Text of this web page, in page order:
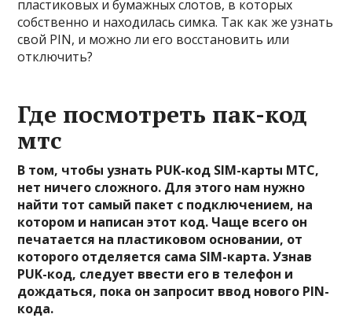
пластиковых и бумажных слотов, в которых
собственно и находилась симка. Так как же узнать
свой PIN, и можно ли его восстановить или
отключить?
Где посмотреть пак-код
мтс
В том, чтобы узнать PUK-код SIM-карты МТС,
нет ничего сложного. Для этого нам нужно
найти тот самый пакет с подключением, на
котором и написан этот код. Чаще всего он
печатается на пластиковом основании, от
которого отделяется сама SIM-карта. Узнав
PUK-код, следует ввести его в телефон и
дождаться, пока он запросит ввод нового PIN-
кода.